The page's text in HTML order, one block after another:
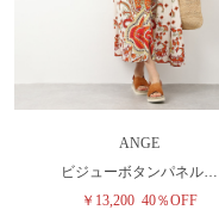
ANGE
ビジューボタンパネル…
￥13,200 40％OFF